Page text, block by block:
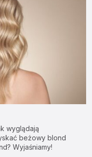
wyglądają
beżowy blond
Wyjaśniamy!